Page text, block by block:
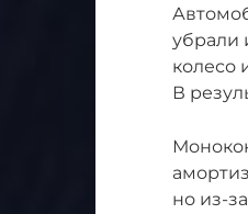
убрали
колесо
В
но из-